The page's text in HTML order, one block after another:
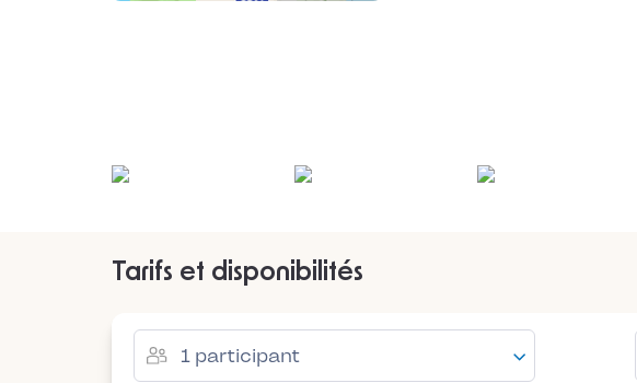
Tarifs et disponibilités